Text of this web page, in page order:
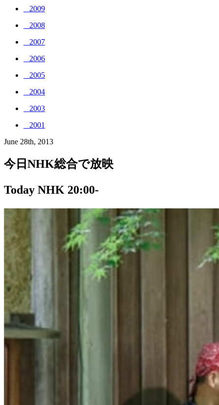
_ 2009
_ 2008
_ 2007
_ 2006
_ 2005
_ 2004
_ 2003
_ 2001
June 28th, 2013
今日NHK総合で放映
Today NHK 20:00-